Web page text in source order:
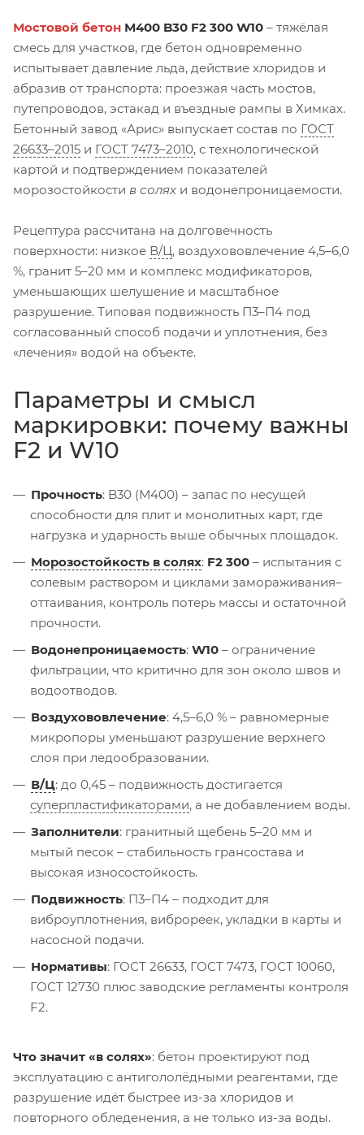
Мостовой бетон М400 B30 F2 300 W10 – тяжёлая
смесь для участков, где бетон одновременно
испытывает давление льда, действие хлоридов и
абразив от транспорта: проезжая часть мостов,
путепроводов, эстакад и въездные рампы в Химках.
Бетонный завод «Арис» выпускает состав по ГОСТ
26633–2015 и ГОСТ 7473–2010, с технологической
картой и подтверждением показателей
морозостойкости в солях и водонепроницаемости.
Рецептура рассчитана на долговечность
поверхности: низкое В/Ц, воздухововлечение 4,5–6,0
%, гранит 5–20 мм и комплекс модификаторов,
уменьшающих шелушение и масштабное
разрушение. Типовая подвижность П3–П4 под
согласованный способ подачи и уплотнения, без
«лечения» водой на объекте.
Параметры и смысл
маркировки: почему важны
F2 и W10
Прочность: B30 (М400) – запас по несущей
способности для плит и монолитных карт, где
нагрузка и ударность выше обычных площадок.
Морозостойкость в солях: F2 300 – испытания с
солевым раствором и циклами замораживания–
оттаивания, контроль потерь массы и остаточной
прочности.
Водонепроницаемость: W10 – ограничение
фильтрации, что критично для зон около швов и
водоотводов.
Воздухововлечение: 4,5–6,0 % – равномерные
микропоры уменьшают разрушение верхнего
слоя при ледообразовании.
В/Ц: до 0,45 – подвижность достигается
суперпластификаторами, а не добавлением воды.
Заполнители: гранитный щебень 5–20 мм и
мытый песок – стабильность грансостава и
высокая износостойкость.
Подвижность: П3–П4 – подходит для
виброуплотнения, виброреек, укладки в карты и
насосной подачи.
Нормативы: ГОСТ 26633, ГОСТ 7473, ГОСТ 10060,
ГОСТ 12730 плюс заводские регламенты контроля
F2.
Что значит «в солях»: бетон проектируют под
эксплуатацию с антигололёдными реагентами, где
разрушение идёт быстрее из-за хлоридов и
повторного обледенения, а не только из-за воды.